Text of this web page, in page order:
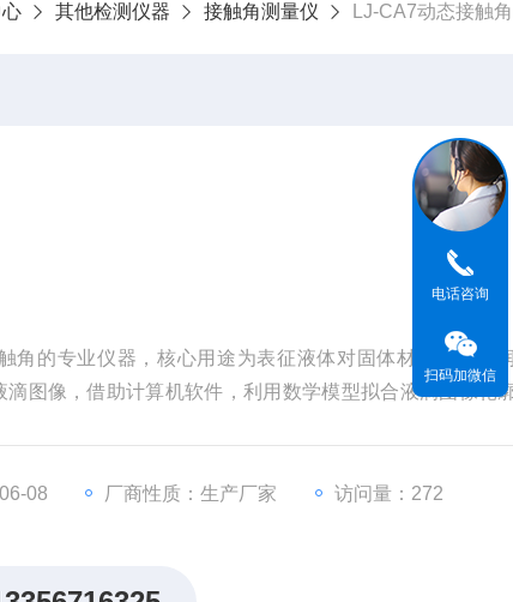
其他检测仪器 接触角测量仪 LJ-CA7动态接触
角的专业仪器，核心用途为表征液体对固体材料表面的
图像，借助计算机软件，利用数学模型拟合液滴图像轮
08 厂商性质：生产厂家 访问量：272
电话咨询
扫码加微信